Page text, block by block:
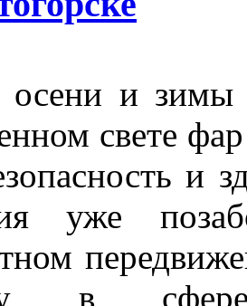
осени и зимы
свете
и
уже
в